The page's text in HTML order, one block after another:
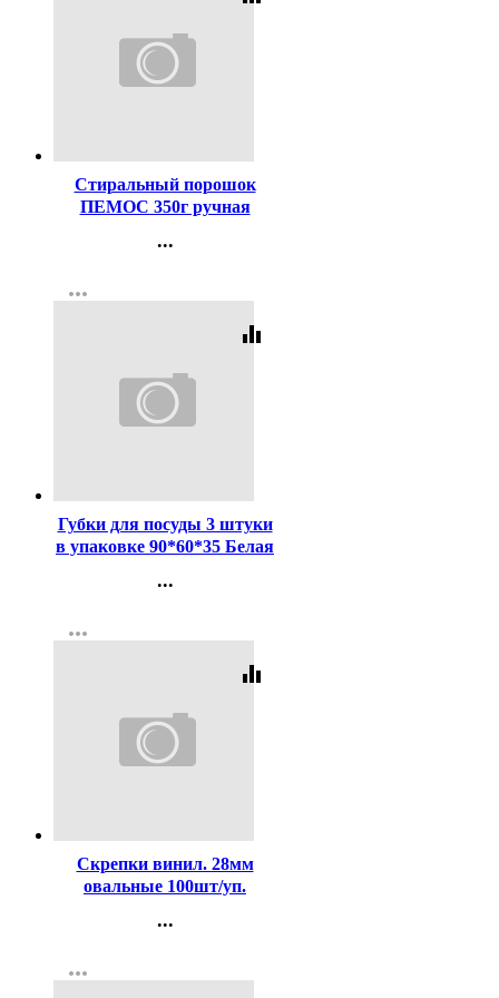
Стиральный порошок
ПЕМОС 350г ручная
...
Регистрация
more_horiz
equalizer
Губки для посуды 3 штуки
в упаковке 90*60*35 Белая
...
Регистрация
more_horiz
equalizer
Скрепки винил. 28мм
овальные 100шт/уп.
арт.4135324
...
Регистрация
more_horiz